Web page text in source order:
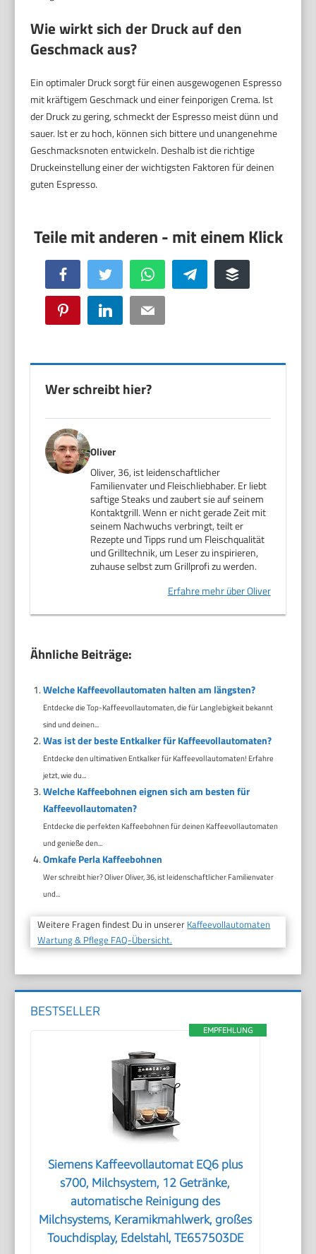
Wie wirkt sich der Druck auf den
Geschmack aus?
Ein optimaler Druck sorgt für einen ausgewogenen Espresso
mit kräftigem Geschmack und einer feinporigen Crema. Ist
der Druck zu gering, schmeckt der Espresso meist dünn und
sauer. Ist er zu hoch, können sich bittere und unangenehme
Geschmacksnoten entwickeln. Deshalb ist die richtige
Druckeinstellung einer der wichtigsten Faktoren für deinen
guten Espresso.
Facebook Twitter WhatsApp Telegram Buffer
Pinterest LinkedIn Email
Wer schreibt hier?
Oliver
Oliver, 36, ist leidenschaftlicher
Familienvater und Fleischliebhaber. Er liebt
saftige Steaks und zaubert sie auf seinem
Kontaktgrill. Wenn er nicht gerade Zeit mit
seinem Nachwuchs verbringt, teilt er
Rezepte und Tipps rund um Fleischqualität
und Grilltechnik, um Leser zu inspirieren,
zuhause selbst zum Grillprofi zu werden.
Erfahre mehr über Oliver
Ähnliche Beiträge:
Welche Kaffeevollautomaten halten am längsten?
Entdecke die Top-Kaffeevollautomaten, die für Langlebigkeit bekannt
sind und deinen...
Was ist der beste Entkalker für Kaffeevollautomaten?
Entdecke den ultimativen Entkalker für Kaffeevollautomaten! Erfahre
jetzt, wie du...
Welche Kaffeebohnen eignen sich am besten für
Kaffeevollautomaten?
Entdecke die perfekten Kaffeebohnen für deinen Kaffeevollautomaten
und genieße den...
Omkafe Perla Kaffeebohnen
Wer schreibt hier? Oliver Oliver, 36, ist leidenschaftlicher Familienvater
und...
Weitere Fragen findest Du in unserer Kaffeevollautomaten
Wartung & Pflege FAQ-Übersicht.
BESTSELLER
EMPFEHLUNG
Siemens Kaffeevollautomat EQ6 plus
s700, Milchsystem, 12 Getränke,
automatische Reinigung des
Milchsystems, Keramikmahlwerk, großes
Touchdisplay, Edelstahl, TE657503DE